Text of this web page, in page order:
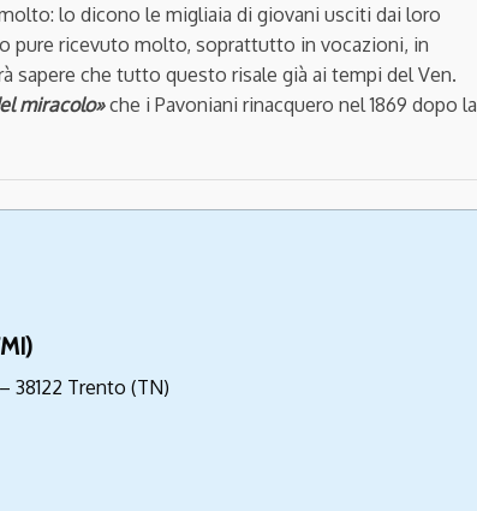
lo dicono le migliaia di giovani usciti dai loro
pure ricevuto molto, soprattutto in vocazioni, in
sapere che tutto questo risale già ai tempi del Ven.
miracolo»che i Pavoniani rinacquero nel 1869 dopo la
38122 Trento (TN)